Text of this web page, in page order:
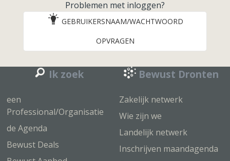
Problemen met inloggen?
GEBRUIKERSNAAM/WACHTWOORD
OPVRAGEN
Ik zoek
een
Professional/Organisatie
de Agenda
Bewust Deals
Bewust Dronten
Zakelijk netwerk
Wie zijn we
Landelijk netwerk
Inschrijven maandagenda